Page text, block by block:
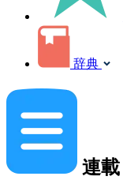
辞典
連載